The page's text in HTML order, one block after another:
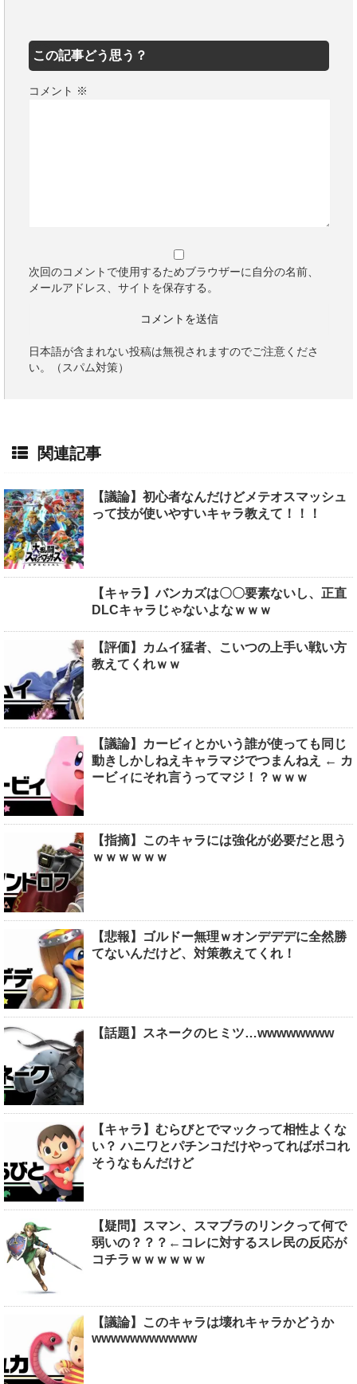
この記事どう思う？
コメント ※
次回のコメントで使用するためブラウザーに自分の名前、
メールアドレス、サイトを保存する。
日本語が含まれない投稿は無視されますのでご注意くださ
い。（スパム対策）
関連記事
【議論】初心者なんだけどメテオスマッシュ
って技が使いやすいキャラ教えて！！！
【キャラ】バンカズは〇〇要素ないし、正直
DLCキャラじゃないよなｗｗｗ
【評価】カムイ猛者、こいつの上手い戦い方
教えてくれｗｗ
【議論】カービィとかいう誰が使っても同じ
動きしかしねえキャラマジでつまんねえ ← カ
ービィにそれ言うってマジ！？ｗｗｗ
【指摘】このキャラには強化が必要だと思う
ｗｗｗｗｗｗ
【悲報】ゴルドー無理ｗオンデデデに全然勝
てないんだけど、対策教えてくれ！
【話題】スネークのヒミツ…wwwwwwww
【キャラ】むらびとでマックって相性よくな
い？ ハニワとパチンコだけやってればボコれ
そうなもんだけど
【疑問】スマン、スマブラのリンクって何で
弱いの？？？←コレに対するスレ民の反応が
コチラｗｗｗｗｗｗ
【議論】このキャラは壊れキャラかどうか
wwwwwwwwwww